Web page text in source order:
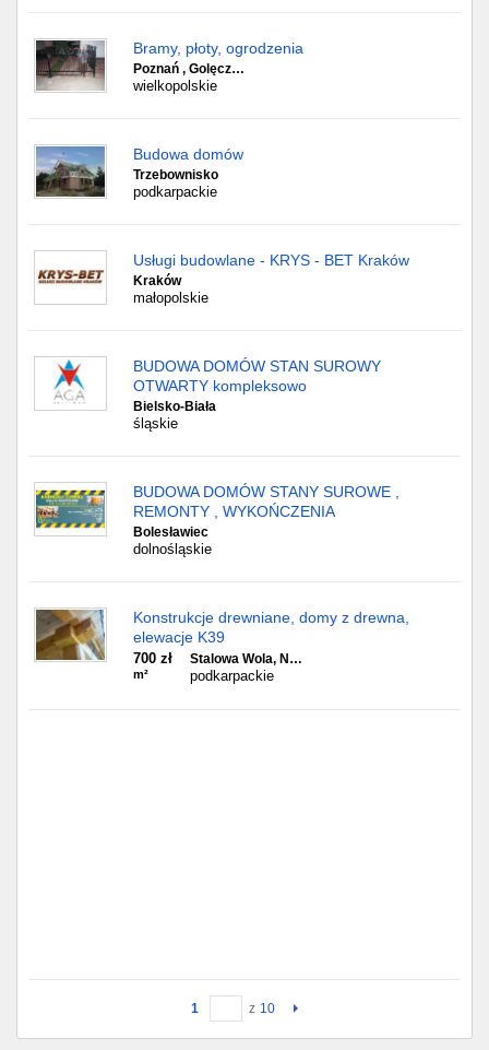
Bramy, płoty, ogrodzenia
Poznań , Golęcz…
wielkopolskie
Budowa domów
Trzebownisko
podkarpackie
Usługi budowlane - KRYS - BET Kraków
Kraków
małopolskie
BUDOWA DOMÓW STAN SUROWY
OTWARTY kompleksowo
Bielsko-Biała
śląskie
BUDOWA DOMÓW STANY SUROWE ,
REMONTY , WYKOŃCZENIA
Bolesławiec
dolnośląskie
Konstrukcje drewniane, domy z drewna,
elewacje K39
700 zł
m²
Stalowa Wola, N…
podkarpackie
1 z 10